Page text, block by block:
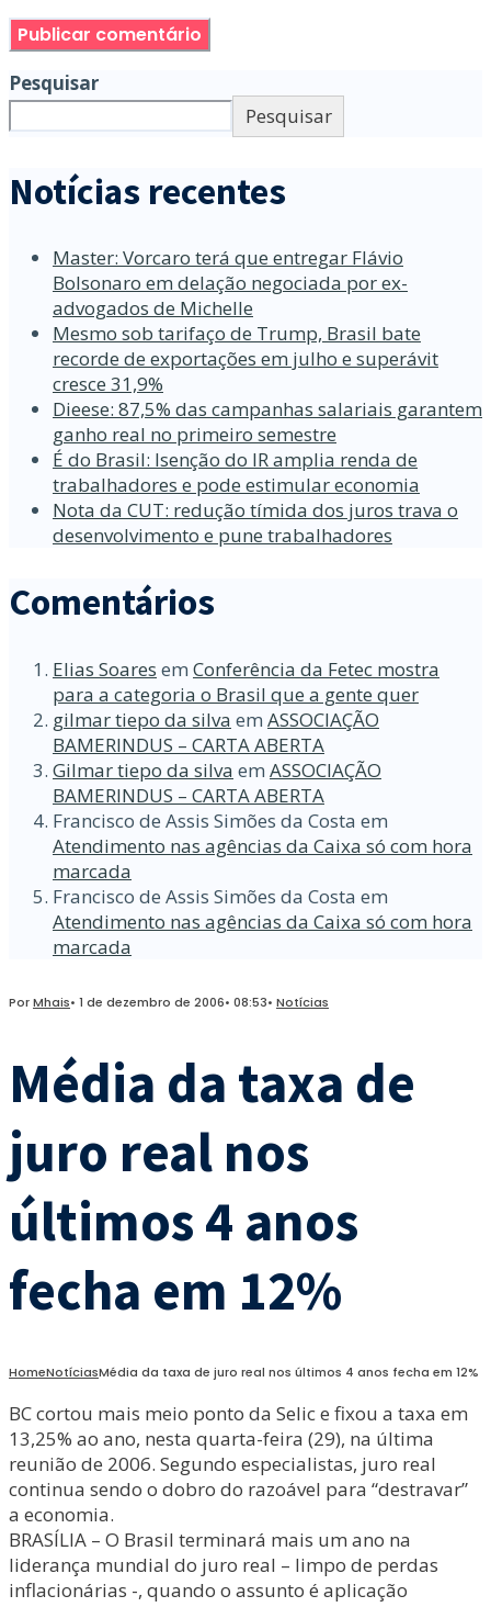
Pesquisar
Pesquisar
Notícias recentes
Master: Vorcaro terá que entregar Flávio
Bolsonaro em delação negociada por ex-
advogados de Michelle
Mesmo sob tarifaço de Trump, Brasil bate
recorde de exportações em julho e superávit
cresce 31,9%
Dieese: 87,5% das campanhas salariais garantem
ganho real no primeiro semestre
É do Brasil: Isenção do IR amplia renda de
trabalhadores e pode estimular economia
Nota da CUT: redução tímida dos juros trava o
desenvolvimento e pune trabalhadores
Comentários
Elias Soares em Conferência da Fetec mostra
para a categoria o Brasil que a gente quer
gilmar tiepo da silva em ASSOCIAÇÃO
BAMERINDUS – CARTA ABERTA
Gilmar tiepo da silva em ASSOCIAÇÃO
BAMERINDUS – CARTA ABERTA
Francisco de Assis Simões da Costa em
Atendimento nas agências da Caixa só com hora
marcada
Francisco de Assis Simões da Costa em
Atendimento nas agências da Caixa só com hora
marcada
PorMhais• 1 de dezembro de 2006• 08:53• Notícias
Média da taxa de
juro real nos
últimos 4 anos
fecha em 12%
HomeNotíciasMédia da taxa de juro real nos últimos 4 anos fecha em 12%
BC cortou mais meio ponto da Selic e fixou a taxa em
13,25% ao ano, nesta quarta-feira (29), na última
reunião de 2006. Segundo especialistas, juro real
continua sendo o dobro do razoável para “destravar”
a economia.
BRASÍLIA – O Brasil terminará mais um ano na
liderança mundial do juro real – limpo de perdas
inflacionárias -, quando o assunto é aplicação